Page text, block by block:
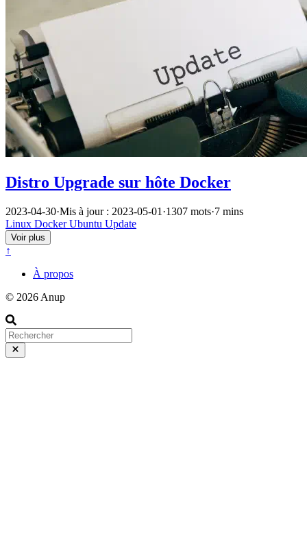
Distro Upgrade sur hôte Docker
2023-04-30·Mis à jour : 2023-05-01 ·1307 mots·7 mins
Linux DockerUbuntu Update
Voir plus
↑
À propos
© 2026 Anup